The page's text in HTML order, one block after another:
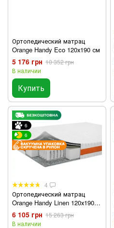
Ортопедический матрац
Orange Handy Eco 120х190 см
5 176 грн 10 352 грн
В наличии
Купить
6
6
4
Ортопедический матрац
Orange Handy Linen 120х190
см
6 105 грн 15 263 грн
В наличии